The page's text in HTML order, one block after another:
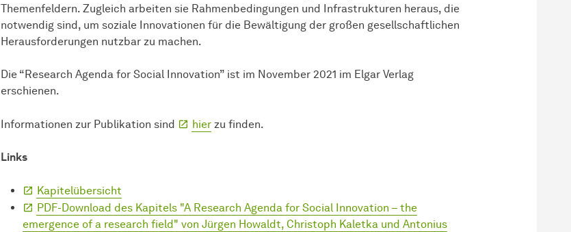
Themenfeldern. Zugleich arbeiten sie Rah­men­be­ding­ung­en und In­fra­struk­turen heraus, die
not­wen­dig sind, um soziale Innovationen für die Bewältigung der großen ge­sell­schaft­li­chen
He­raus­for­de­run­gen nutz­bar zu ma­chen.
Die “Research Agenda for Social Innovation” ist im November 2021 im Elgar Verlag
erschienen.
Informationen zur Publikation sind hier zu finden.
Links
Kapitelübersicht
PDF-Download des Kapitels "A Research Agenda for Social Innovation – the
emergence of a research field" von Jürgen Howaldt, Christoph Kaletka und Antonius